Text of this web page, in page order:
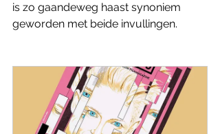
is zo gaandeweg haast synoniem
geworden met beide invullingen.